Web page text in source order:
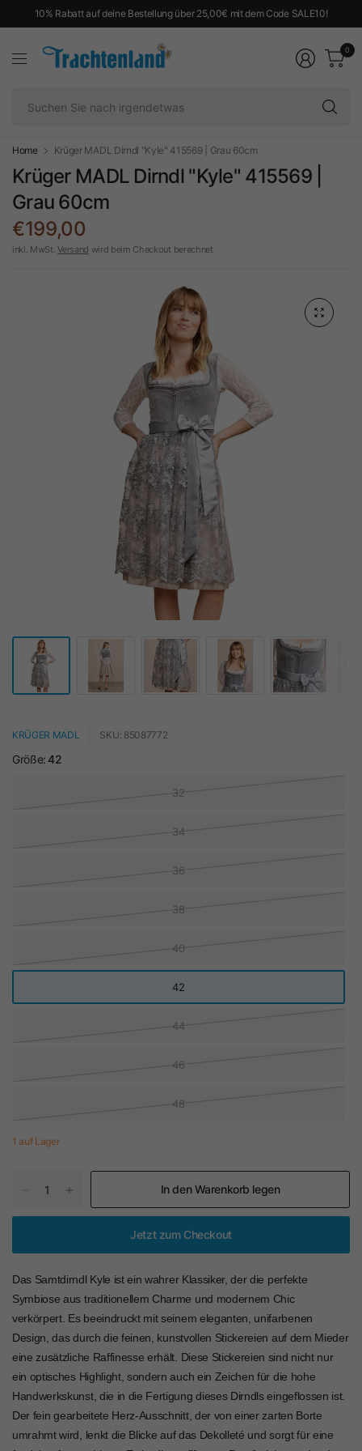
10% Rabatt auf deine Bestellung über 25,00€ mit dem Code SALE10!
0
Home Krüger MADL Dirndl "Kyle" 415569 | Grau 60cm
Krüger MADL Dirndl "Kyle" 415569 |
Grau 60cm
€199,00
inkl. MwSt.Versand wird beim Checkout berechnet
KRÜGER MADL SKU: 85087772
Größe: 42
32
34
36
38
40
42
44
46
48
1 auf Lager
In den Warenkorb legen
Jetzt zum Checkout
Das Samtdirndl Kyle ist ein wahrer Klassiker, der die perfekte
Symbiose aus traditionellem Charme und modernem Chic
verkörpert. Es beeindruckt mit seinem eleganten, unifarbenen
Design, das durch die feinen, kunstvollen Stickereien auf dem Mieder
eine zusätzliche Raffinesse erhält. Diese Stickereien sind nicht nur
ein optisches Highlight, sondern auch ein Zeichen für die hohe
Handwerkskunst, die in die Fertigung dieses Dirndls eingeflossen ist.
Der fein gearbeitete Herz-Ausschnitt, der von einer zarten Borte
umrahmt wird, lenkt die Blicke auf das Dekolleté und sorgt für eine